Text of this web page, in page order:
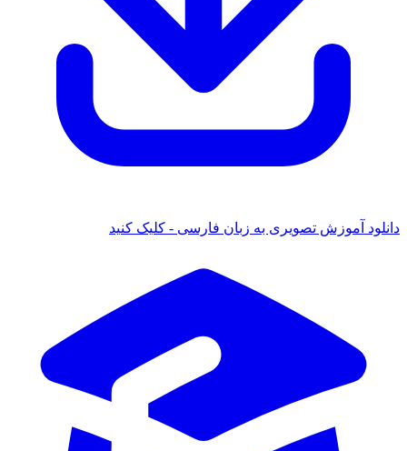
دانلود آموزش تصویری به زبان فارسی - کلیک کنید